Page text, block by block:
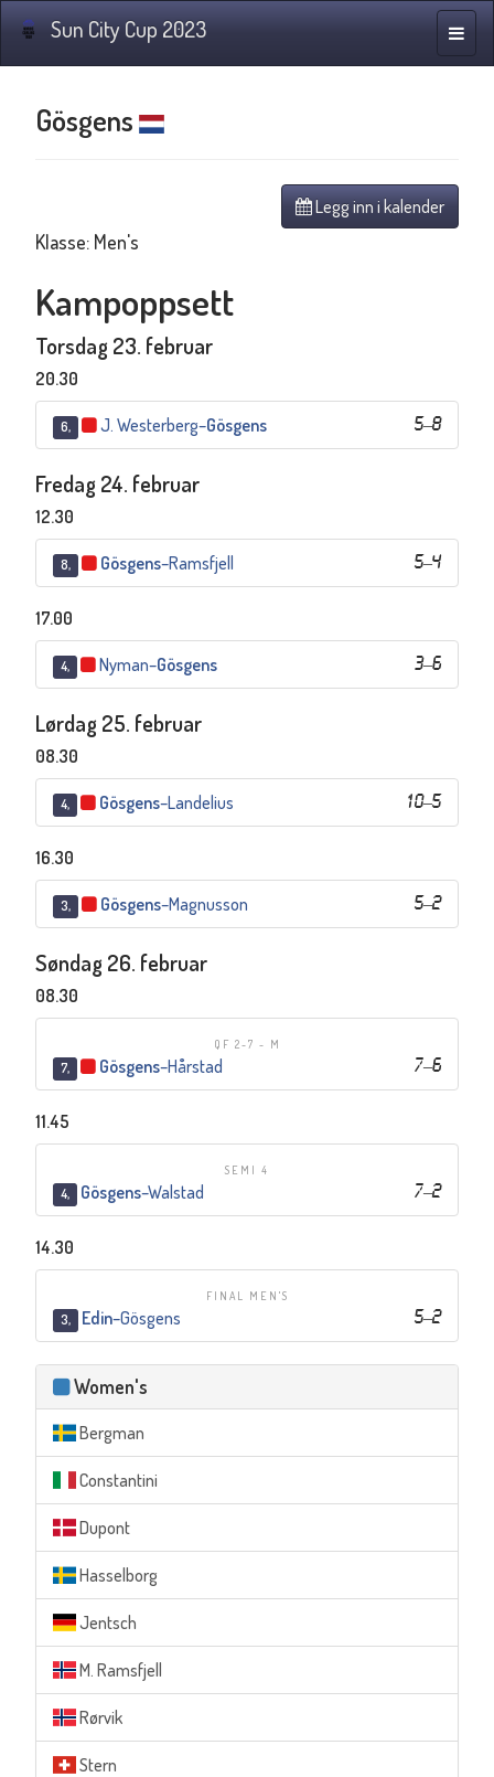
Sun City Cup 2023
Gösgens
Legg inn i kalender
Klasse: Men's
Kampoppsett
Torsdag 23. februar
20.30
6, 5–8
J. Westerberg–Gösgens
Fredag 24. februar
12.30
8, 5–4
Gösgens–Ramsfjell
17.00
4, 3–6
Nyman–Gösgens
Lørdag 25. februar
08.30
4, 10–5
Gösgens–Landelius
16.30
3, 5–2
Gösgens–Magnusson
Søndag 26. februar
08.30
QF 2-7 - M
7, 7–6
Gösgens–Hårstad
11.45
SEMI 4
4, 7–2
Gösgens–Walstad
14.30
FINAL MEN'S
3, 5–2
Edin–Gösgens
Women's
Bergman
Constantini
Dupont
Hasselborg
Jentsch
M. Ramsfjell
Rørvik
Stern